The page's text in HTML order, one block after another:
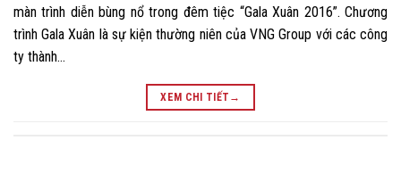
màn trình diễn bùng nổ trong đêm tiệc “Gala Xuân 2016”. Chương
trình Gala Xuân là sự kiện thường niên của VNG Group với các công
ty thành…
XEM CHI TIẾT →